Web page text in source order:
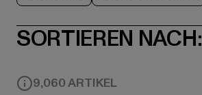
SORTIEREN NACH:
9,060 ARTIKEL